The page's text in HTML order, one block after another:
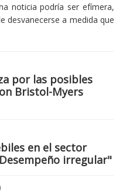
noticia podría ser efímera,
desvanecerse a medida que
por las posibles
Bristol-Myers
en el sector
irregular"